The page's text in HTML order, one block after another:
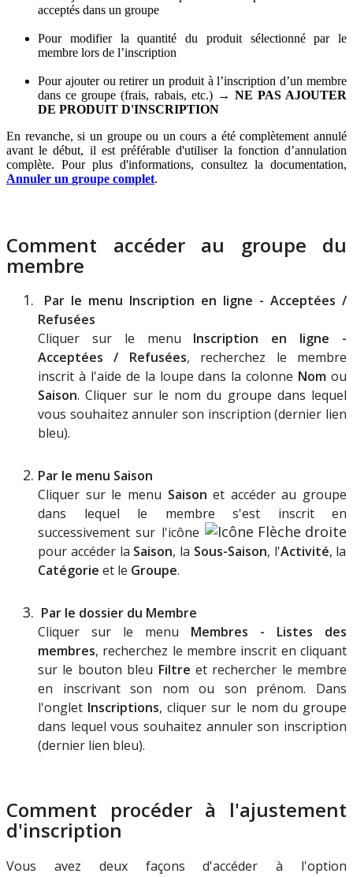
acceptés dans un groupe
Pour modifier la quantité du produit sélectionné par
le
membre lors de l’inscription
Pour ajouter ou retirer un produit à l’inscription d’un membre
dans ce groupe (frais, rabais, etc.) → NE PAS AJOUTER
DE PRODUIT D'INSCRIPTION
En revanche, si un groupe ou un cours a été complètement annulé
avant le début, il est préférable d'utiliser la fonction d’annulation
complète. Pour plus d'informations, consultez la documentation,
Annuler un groupe complet.
Comment accéder au groupe du
membre
Par le menu Inscription en ligne - Acceptées /
Refusées
Cliquer
sur le menu Inscription en ligne
-
Acceptées / Refusées, recherchez le
membre
inscrit à l'aide de la loupe dans la colonne Nom ou
Saison. Cliquer sur le nom du groupe dans lequel
vous souhaitez annuler son inscription (dernier lien
bleu).
Par le menu Saison
Cliquer sur le menu Saison et accéder au groupe
dans
lequel le membre s'est inscrit
en
successivement sur l'icône
pour accéder la Saison, la Sous-Saison, l'Activité, la
Catégorie et le Groupe.
Par le dossier du Membre
Cliquer
sur le menu Membres - Listes
des
membres, recherchez le membre inscrit en cliquant
sur le bouton bleu Filtre et rechercher le membre
en
inscrivant son nom ou son prénom.
Dans
l'onglet Inscriptions, cliquer sur le nom du groupe
dans lequel vous souhaitez annuler son inscription
(dernier lien bleu).
Comment procéder à l'ajustement
d'inscription
Vous avez deux façons d'accéder à l'option